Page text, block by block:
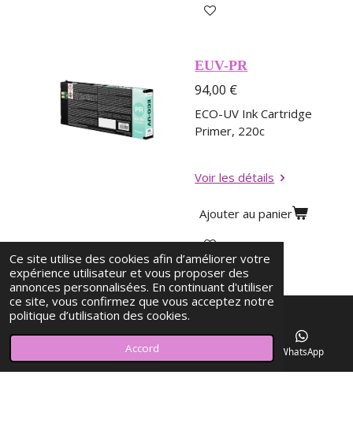
Ce site utilise des cookies afin d’améliorer votre
expérience utilisateur et vous proposer des
annonces personnalisées. En continuant d'utiliser
ce site, vous confirmez que vous acceptez notre
politique d’utilisation des cookies.
Accord
EUV-PR
94,00 €
ECO-UV Ink Cartridge
Primer, 220c
Voir les détails
Ajouter au panier
© 2023 - 2026 ELVA SERVICES PRE PRESSE
Téléphone WhatsApp